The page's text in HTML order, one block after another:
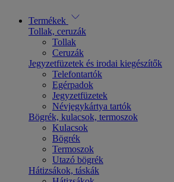
Termékek
Tollak, ceruzák
Tollak
Ceruzák
Jegyzetfüzetek és irodai kiegészítők
Telefontartók
Egérpadok
Jegyzetfüzetek
Névjegykártya tartók
Bögrék, kulacsok, termoszok
Kulacsok
Bögrék
Termoszok
Utazó bögrék
Hátizsákok, táskák